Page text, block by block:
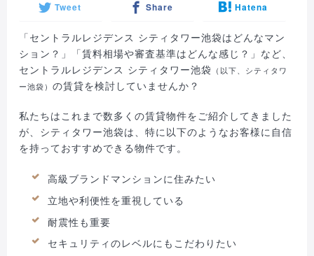
Tweet Share Hatena
「セントラルレジデンス シティタワー池袋はどんなマン
ション？」「賃料相場や審査基準はどんな感じ？」など、
セントラルレジデンス シティタワー池袋 （以下、シティタワ
ー池袋）の賃貸を検討していませんか？
私たちはこれまで数多くの賃貸物件をご紹介してきました
が、シティタワー池袋は、特に以下のようなお客様に自信
を持っておすすめできる物件です。
高級ブランドマンションに住みたい
立地や利便性を重視している
耐震性も重要
セキュリティのレベルにもこだわりたい